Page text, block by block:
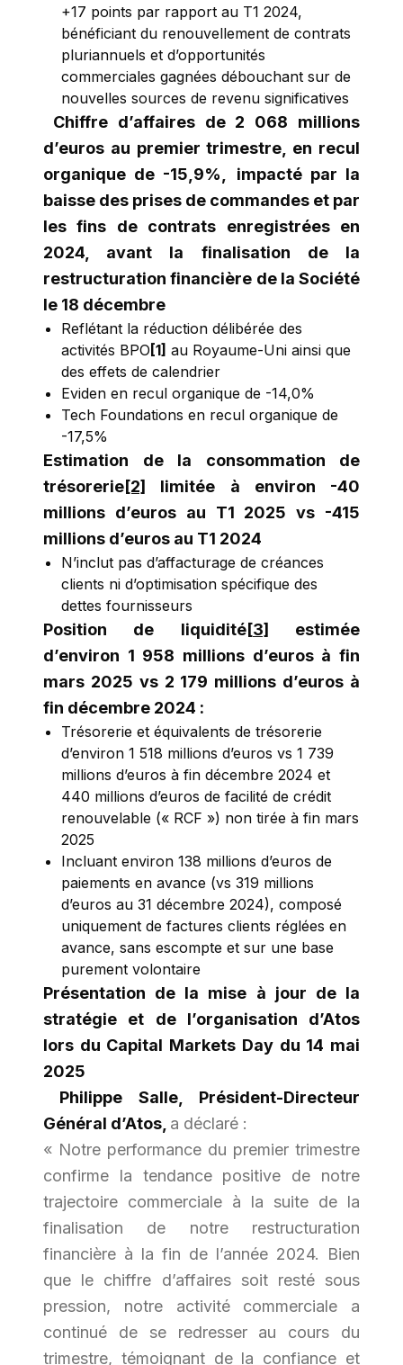
+17 points par rapport au T1 2024,
bénéficiant du renouvellement de contrats
pluriannuels et d’opportunités
commerciales gagnées débouchant sur de
nouvelles sources de revenu significatives
Chiffre d’affaires de 2 068 millions
d’euros au premier trimestre, en recul
organique de -15,9%,
impacté par la
baisse des prises de commandes et par
les fins de contrats enregistrées en
2024, avant la finalisation de la
restructuration financière de la Société
le 18 décembre
Reflétant la réduction délibérée des
activités BPO [1] au Royaume-Uni ainsi que
des effets de calendrier
Eviden en recul organique de -14,0%
Tech Foundations en recul organique de
-17,5%
Estimation de la consommation de
trésorerie[2]
limitée à environ -40
millions d’euros au T1 2025 vs -415
millions d’euros au T1 2024
N’inclut pas d’affacturage de créances
clients ni d’optimisation spécifique des
dettes fournisseurs
Position de liquidité[3]
estimée
d’environ 1 958 millions d’euros à fin
mars 2025 vs 2 179 millions d’euros à
fin décembre 2024 :
Trésorerie et équivalents de trésorerie
d’environ 1 518 millions d’euros vs 1 739
millions d’euros à fin décembre 2024 et
440 millions d’euros de facilité de crédit
renouvelable (« RCF ») non tirée à fin mars
2025
Incluant environ 138 millions d’euros de
paiements en avance (vs 319 millions
d’euros au 31 décembre 2024), composé
uniquement de factures clients réglées en
avance, sans escompte et sur une base
purement volontaire
Présentation de la mise à jour de la
stratégie et de l’organisation d’Atos
lors du Capital Markets Day du 14 mai
2025
Philippe Salle, Président-Directeur
Général d’Atos, a déclaré :
« Notre performance du premier trimestre
confirme la tendance positive de notre
trajectoire commerciale à la suite de la
finalisation de notre restructuration
financière à la fin de l’année 2024. Bien
que le chiffre d’affaires soit resté sous
pression, notre activité commerciale a
continué de se redresser au cours du
trimestre, témoignant de la confiance et